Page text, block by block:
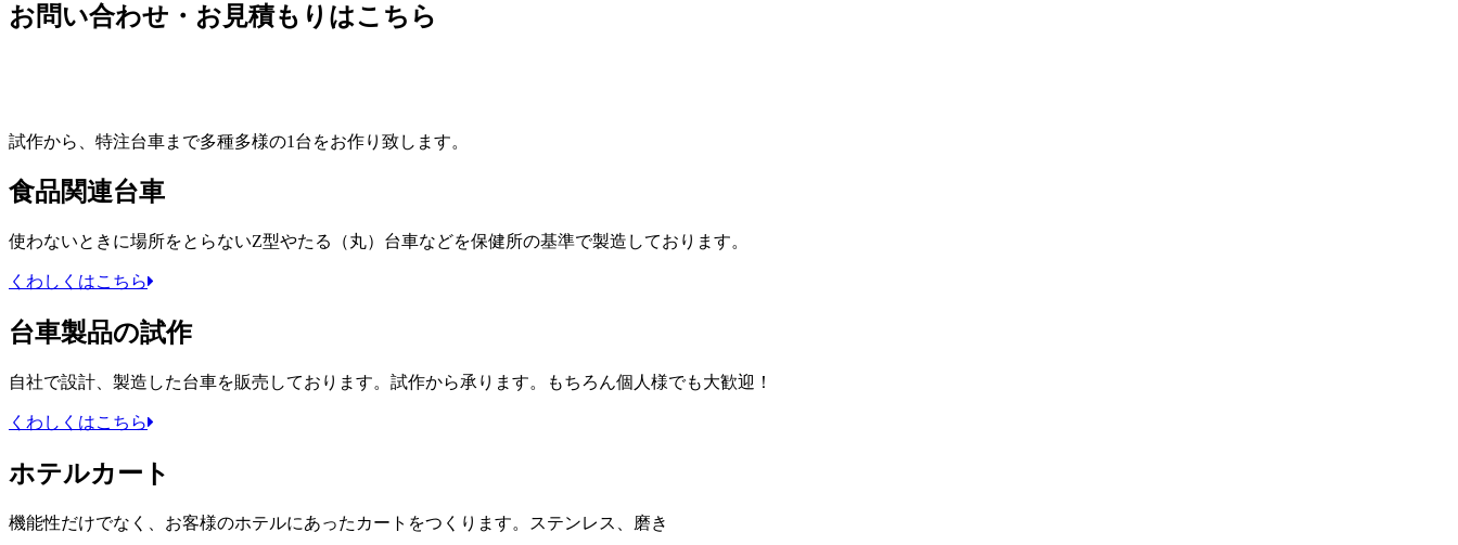
お問い合わせ・お見積もりはこちら
試作から、特注台車まで多種多様の1台をお作り致します。
食品関連台車
使わないときに場所をとらないZ型やたる（丸）台車などを保健所の基準で製造しております。
くわしくはこちら
台車製品の試作
自社で設計、製造した台車を販売しております。試作から承ります。もちろん個人様でも大歓迎！
くわしくはこちら
ホテルカート
機能性だけでなく、お客様のホテルにあったカートをつくります。ステンレス、磨き